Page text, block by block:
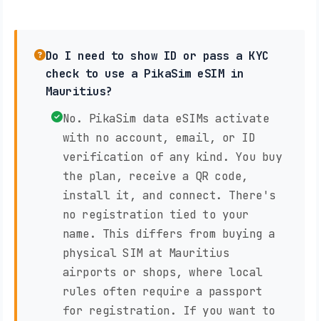
Do I need to show ID or pass a KYC
check to use a PikaSim eSIM in
Mauritius?
No. PikaSim data eSIMs activate
with no account, email, or ID
verification of any kind. You buy
the plan, receive a QR code,
install it, and connect. There's
no registration tied to your
name. This differs from buying a
physical SIM at Mauritius
airports or shops, where local
rules often require a passport
for registration. If you want to